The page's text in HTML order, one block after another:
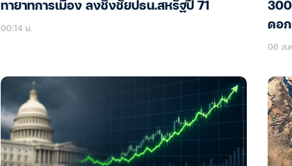
ทายาทการเมือง ลงชิงชัยปธน.สหรัฐปี 71
00:14 น.
300
ดอก
06 ส.